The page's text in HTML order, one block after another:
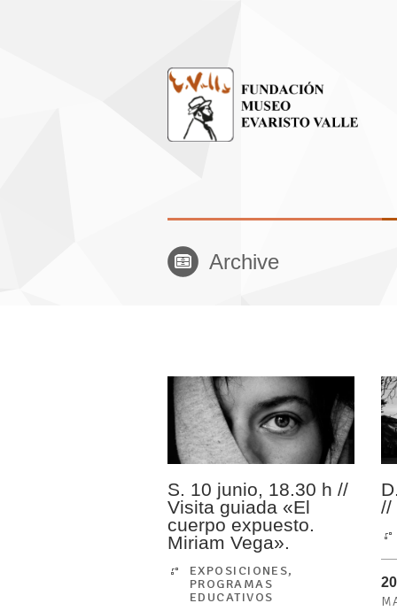
Archive
S. 10 junio, 18.30 h //
Visita guiada «El
cuerpo expuesto.
Miriam Vega».
EXPOSICIONES,
PROGRAMAS
EDUCATIVOS
//
20